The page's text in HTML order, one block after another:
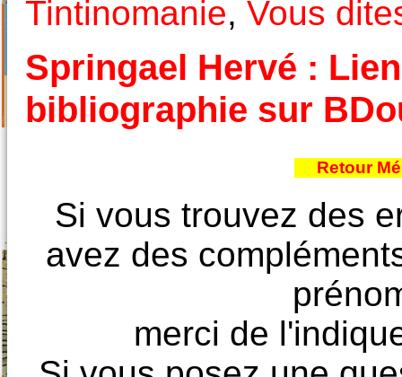
Tintinomanie, Vous
Springael Hervé :
bibliographie sur
Retour
Si vous trouvez des
avez des
merci de